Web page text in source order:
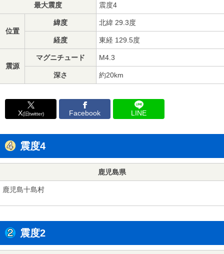
最大震度 震度4
位置
緯度 北緯 29.3度
経度 東経 129.5度
震源
マグニチュード M4.3
深さ 約20km
X(旧twitter) Facebook LINE
震度4
鹿児島県
鹿児島十島村
震度2